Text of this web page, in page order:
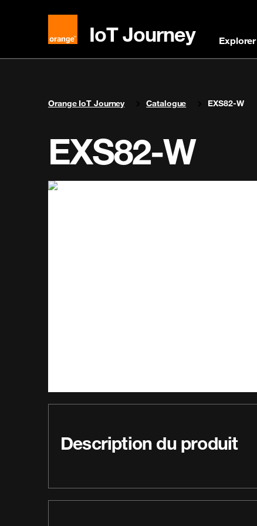
IoT Journey Explorer
You are here:
Orange IoT Journey Catalogue EXS82-W
EXS82-W
Description du produit